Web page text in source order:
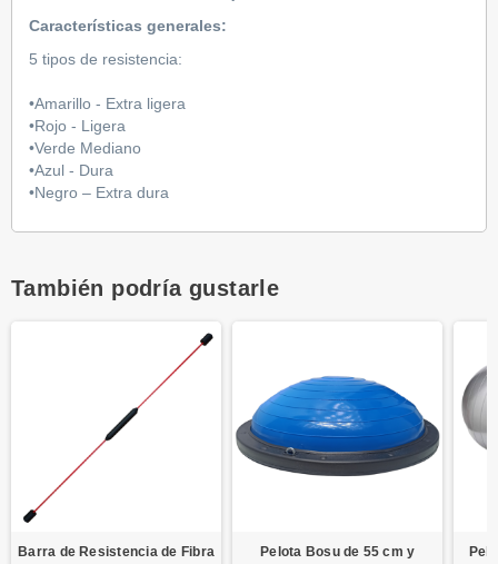
Características generales:
5 tipos de resistencia:
•Amarillo - Extra ligera
•Rojo - Ligera
•Verde Mediano
•Azul - Dura
•Negro – Extra dura
También podría gustarle
Barra de Resistencia de Fibra
Pelota Bosu de 55 cm y